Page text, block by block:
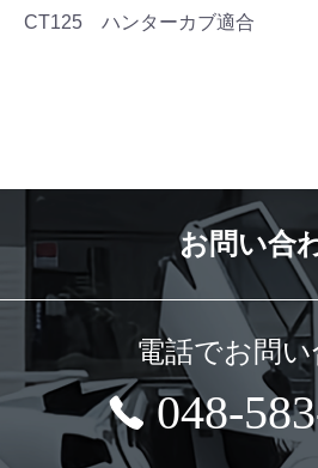
CT125 ハンターカブ適合
お問い合
電話でお問
048-